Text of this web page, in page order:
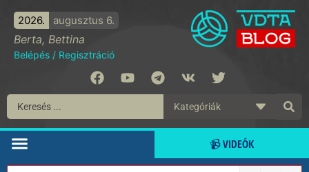
2026. augusztus 6.
Berta, Bettina
Belépés / Regisztráció
📹 VIDEÓK